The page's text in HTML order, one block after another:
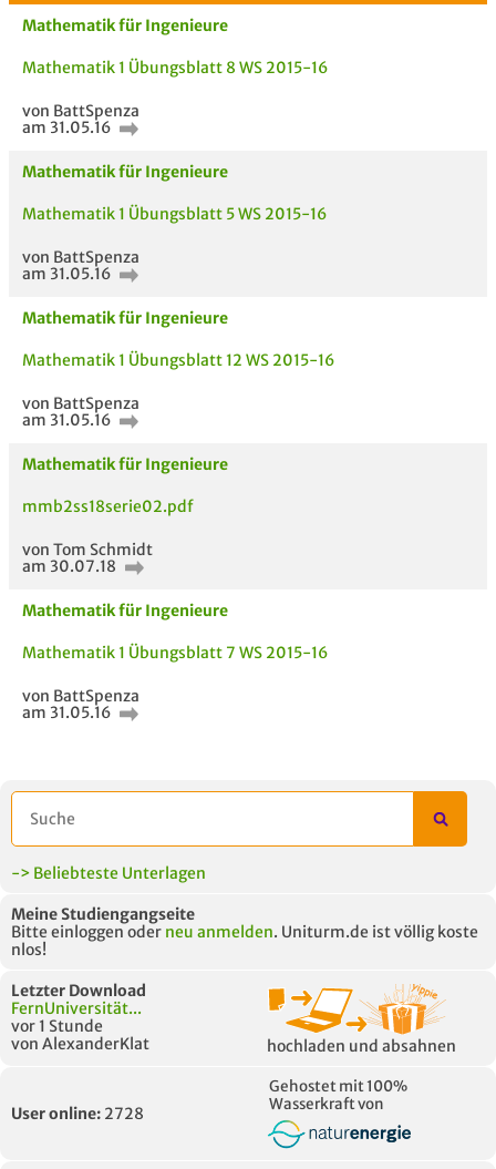
Bewertung
AUCH IM MODUL
Mathematik für Ingenieure
Mathematik 1 Übungsblatt 8 WS 2015-16
von BattSpenza
am 31.05.16
Mathematik für Ingenieure
Mathematik 1 Übungsblatt 5 WS 2015-16
von BattSpenza
am 31.05.16
Mathematik für Ingenieure
Mathematik 1 Übungsblatt 12 WS 2015-16
von BattSpenza
am 31.05.16
Mathematik für Ingenieure
mmb2ss18serie02.pdf
von Tom Schmidt
am 30.07.18
Mathematik für Ingenieure
Mathematik 1 Übungsblatt 7 WS 2015-16
von BattSpenza
am 31.05.16
-> Beliebteste Unterlagen
Meine Studiengangseite
Bitte einloggen oder neu anmelden. Uniturm.de ist völlig koste
nlos!
Letzter Download
FernUniversität...
vor 1 Stunde
von AlexanderKlat
hochladen und absahnen
User online: 2728
Gehostet mit 100%
Wasserkraft von